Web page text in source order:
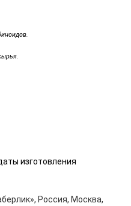
изготовления
Россия, Москва,